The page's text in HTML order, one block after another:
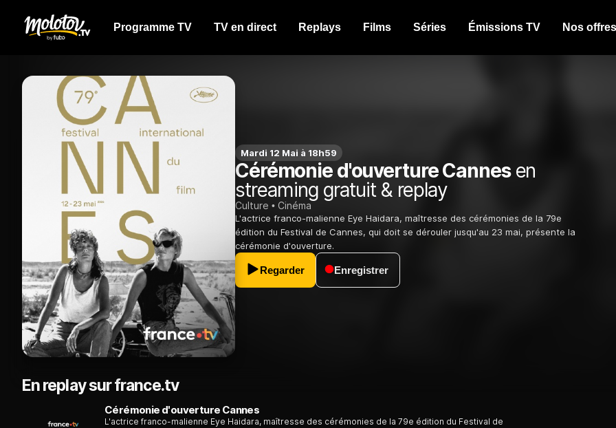
Programme TV TV en direct Replays Films Séries Émissions TV Nos offres
Mardi 12 Mai à 18h59
Cérémonie d'ouverture Cannesen
streaming gratuit & replay
Culture Cinéma
L'actrice franco-malienne Eye Haidara, maîtresse des cérémonies de la 79e
édition du Festival de Cannes, qui doit se dérouler jusqu'au 23 mai, présente la
cérémonie d'ouverture.
Regarder Enregistrer
En replay sur france.tv
Cérémonie d'ouverture Cannes
L'actrice franco-malienne Eye Haidara, maîtresse des cérémonies de la 79e édition du Festival de